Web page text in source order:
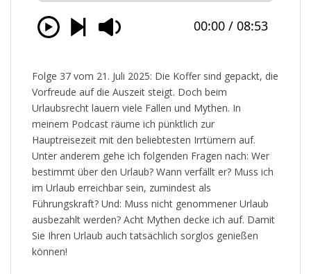
Folge 37 vom 21. Juli 2025: Die Koffer sind gepackt, die
Vorfreude auf die Auszeit steigt. Doch beim
Urlaubsrecht lauern viele Fallen und Mythen. In
meinem Podcast räume ich pünktlich zur
Hauptreisezeit mit den beliebtesten Irrtümern auf.
Unter anderem gehe ich folgenden Fragen nach: Wer
bestimmt über den Urlaub? Wann verfällt er? Muss ich
im Urlaub erreichbar sein, zumindest als
Führungskraft? Und: Muss nicht genommener Urlaub
ausbezahlt werden? Acht Mythen decke ich auf. Damit
Sie Ihren Urlaub auch tatsächlich sorglos genießen
können!